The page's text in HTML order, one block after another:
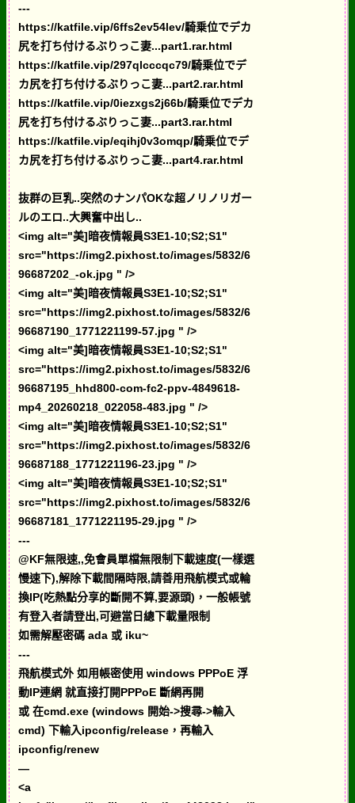
---
https://katfile.vip/6ffs2ev54lev/騎乗位でデカ
尻を打ち付けるぶりっこ妻...part1.rar.html
https://katfile.vip/297qlcccqc79/騎乗位でデ
カ尻を打ち付けるぶりっこ妻...part2.rar.html
https://katfile.vip/0iezxgs2j66b/騎乗位でデカ
尻を打ち付けるぶりっこ妻...part3.rar.html
https://katfile.vip/eqihj0v3omqp/騎乗位でデ
カ尻を打ち付けるぶりっこ妻...part4.rar.html
抜群の巨乳..突然のナンパOKな超ノリノリガー
ルのエロ..大興奮中出し..
<img alt="美]暗夜情報員S3E1-10;S2;S1"
src="https://img2.pixhost.to/images/5832/6
96687202_-ok.jpg " />
<img alt="美]暗夜情報員S3E1-10;S2;S1"
src="https://img2.pixhost.to/images/5832/6
96687190_1771221199-57.jpg " />
<img alt="美]暗夜情報員S3E1-10;S2;S1"
src="https://img2.pixhost.to/images/5832/6
96687195_hhd800-com-fc2-ppv-4849618-
mp4_20260218_022058-483.jpg " />
<img alt="美]暗夜情報員S3E1-10;S2;S1"
src="https://img2.pixhost.to/images/5832/6
96687188_1771221196-23.jpg " />
<img alt="美]暗夜情報員S3E1-10;S2;S1"
src="https://img2.pixhost.to/images/5832/6
96687181_1771221195-29.jpg " />
---
@KF無限速,,免會員單檔無限制下載速度(一樣選
慢速下),解除下載間隔時限,請善用飛航模式或輪
換IP(吃熱點分享的斷開不算,要源頭)，一般帳號
有登入者請登出,可避當日總下載量限制
如需解壓密碼 ada 或 iku~
---
飛航模式外 如用帳密使用 windows PPPoE 浮
動IP連網 就直接打開PPPoE 斷網再開
或 在cmd.exe (windows 開始->搜尋->輸入
cmd) 下輸入ipconfig/release，再輸入
ipconfig/renew
—
<a